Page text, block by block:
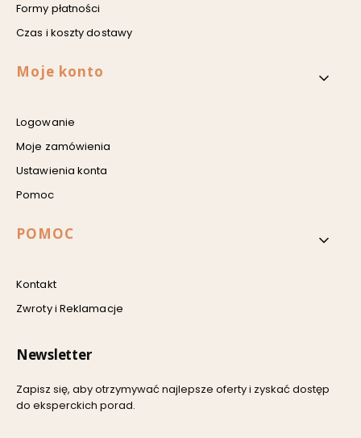
Formy płatności
Czas i koszty dostawy
Moje konto
Logowanie
Moje zamówienia
Ustawienia konta
Pomoc
POMOC
Kontakt
Zwroty i Reklamacje
Newsletter
Zapisz się, aby otrzymywać najlepsze oferty i zyskać dostęp
do eksperckich porad.